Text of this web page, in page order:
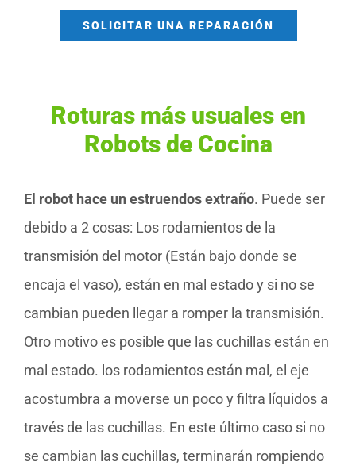
SOLICITAR UNA REPARACIÓN
Roturas más usuales en
Robots de Cocina
El robot hace un estruendos extraño. Puede ser
debido a 2 cosas: Los rodamientos de la
transmisión del motor (Están bajo donde se
encaja el vaso), están en mal estado y si no se
cambian pueden llegar a romper la transmisión.
Otro motivo es posible que las cuchillas están en
mal estado. los rodamientos están mal, el eje
acostumbra a moverse un poco y filtra líquidos a
través de las cuchillas. En este último caso si no
se cambian las cuchillas, terminarán rompiendo